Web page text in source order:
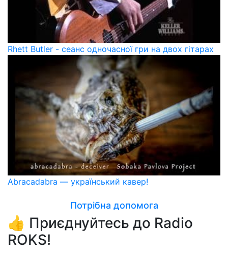
Rhett Butler - сеанс одночасної гри на двох гітарах
Abracadabra — український кавер!
Потрібна допомога
👍 Приєднуйтесь до Radio
ROKS!